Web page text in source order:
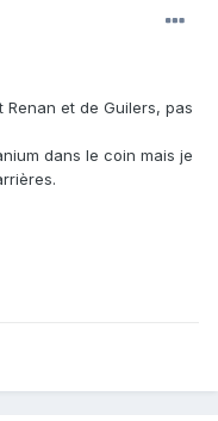
et de Guilers, pas
dans le coin mais je